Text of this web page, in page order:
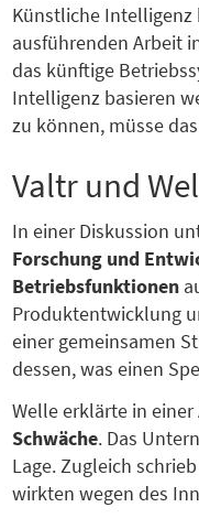
Künstliche Intelligenz
ausführenden Arbeit
das künftige
Intelligenz basieren
zu können, müsse
Valtr und
In einer Diskussion
Forschung und
Betriebsfunktionen
Produktentwicklung
einer gemeinsamen
dessen, was einen
Welle erklärte in
Schwäche. Das
Lage. Zugleich
wirkten wegen des